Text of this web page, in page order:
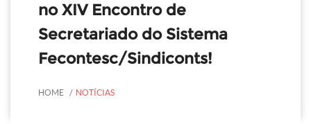
no XIV Encontro de
Secretariado do Sistema
Fecontesc/Sindiconts!
HOME NOTÍCIAS